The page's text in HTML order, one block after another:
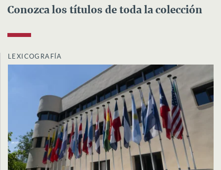
Conozca los títulos de toda la colección
LEXICOGRAFÍA